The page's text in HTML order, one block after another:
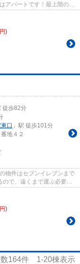
アパートです！最上階の物
)
徒歩82分
口 」駅 徒歩101分
地４２
物件はセブンイレブンまで
で、遠くまで運ぶ必要が
)
164件 1-20棟表示